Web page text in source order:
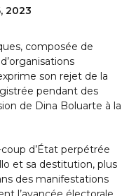
2023
composée de
son rejet de la
pendant des
de Dina Boluarte à la
d’État perpétrée
et sa destitution, plus
des manifestations